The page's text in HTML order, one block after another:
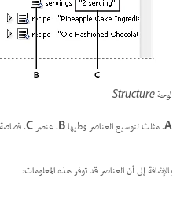
لوحة Structure
A. مثلث لتوسيع العناصر وطيهاB. عنصرC.
بالإضافة إلى أن العناصر قد توفر هذه المعلومات: